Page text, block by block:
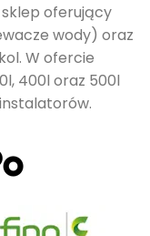
oferujący
wody) oraz
W ofercie
400l oraz 500l